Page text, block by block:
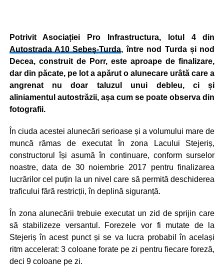
Potrivit Asociației Pro Infrastructura, lotul 4 din
Autostrada A10 Sebeș-Turda, între nod Turda și nod
Decea, construit de Porr, este aproape de finalizare,
dar din păcate, pe lot a apărut o alunecare urâtă care a
angrenat nu doar taluzul unui debleu, ci și
aliniamentul autostrăzii, așa cum se poate observa din
fotografii.
În ciuda acestei alunecări serioase și a volumului mare de
muncă rămas de executat în zona Lacului Stejeriș,
constructorul își asumă în continuare, conform surselor
noastre, data de 30 noiembrie 2017 pentru finalizarea
lucrărilor cel puțin la un nivel care să permită deschiderea
traficului fără restricții, în deplină siguranță.
În zona alunecării trebuie executat un zid de sprijin care
să stabilizeze versantul. Forezele vor fi mutate de la
Stejeriș în acest punct și se va lucra probabil în același
ritm accelerat: 3 coloane forate pe zi pentru fiecare foreză,
deci 9 coloane pe zi.